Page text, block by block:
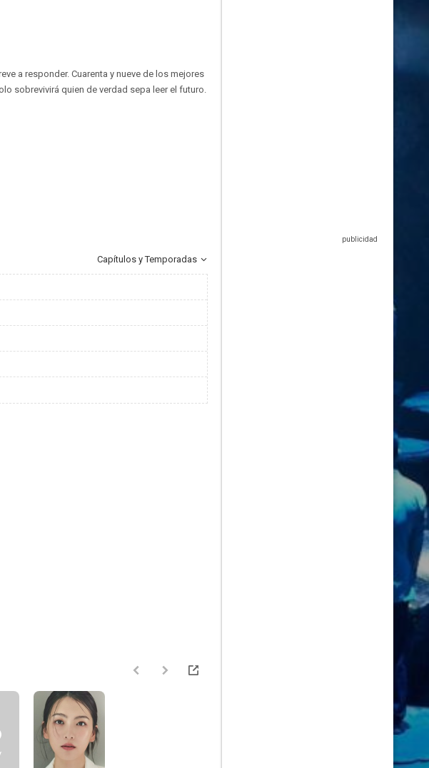
a responder. Cuarenta y nueve de los mejores
sobrevivirá quien de verdad sepa leer el futuro.
Capítulos y Temporadas